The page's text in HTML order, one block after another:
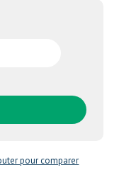
pour comparer